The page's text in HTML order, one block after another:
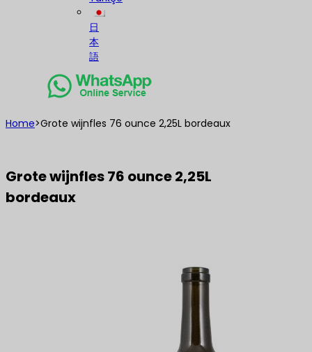
日
本
語
Home>Grote wijnfles 76 ounce 2,25L bordeaux
Grote wijnfles 76 ounce 2,25L
bordeaux